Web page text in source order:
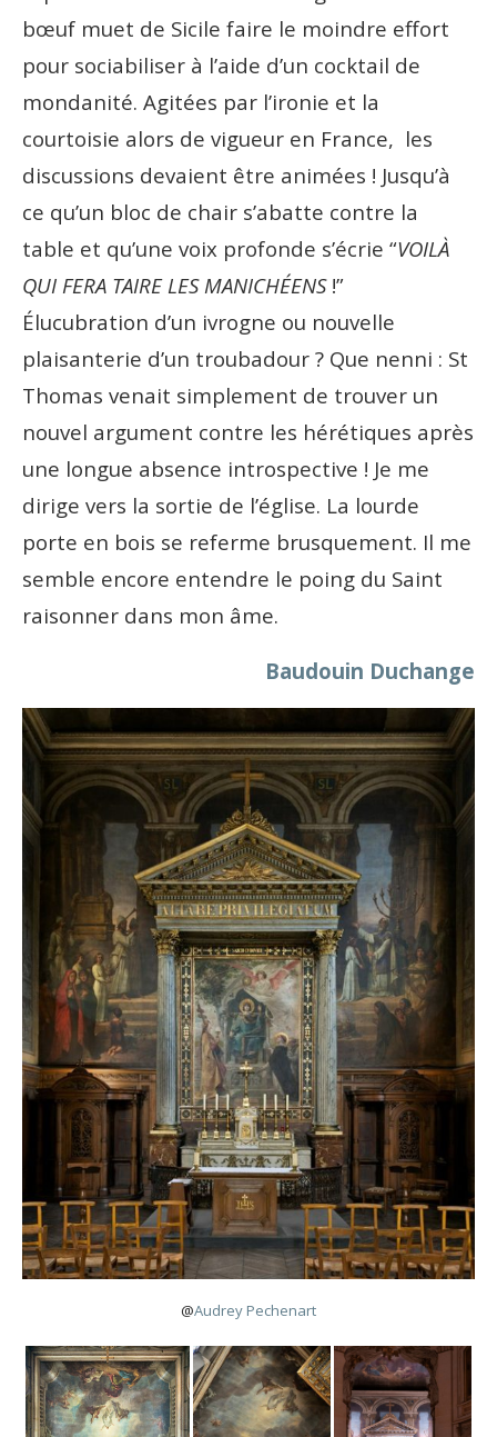
bœuf muet de Sicile faire le moindre effort
pour sociabiliser à l’aide d’un cocktail de
mondanité. Agitées par l’ironie et la
courtoisie alors de vigueur en France, les
discussions devaient être animées ! Jusqu’à
ce qu’un bloc de chair s’abatte contre la
table et qu’une voix profonde s’écrie “VOILÀ
QUI FERA TAIRE LES MANICHÉENS!”
Élucubration d’un ivrogne ou nouvelle
plaisanterie d’un troubadour ? Que nenni : St
Thomas venait simplement de trouver un
nouvel argument contre les hérétiques après
une longue absence introspective ! Je me
dirige vers la sortie de l’église. La lourde
porte en bois se referme brusquement. Il me
semble encore entendre le poing du Saint
raisonner dans mon âme.
Baudouin Duchange
@Audrey Pechenart